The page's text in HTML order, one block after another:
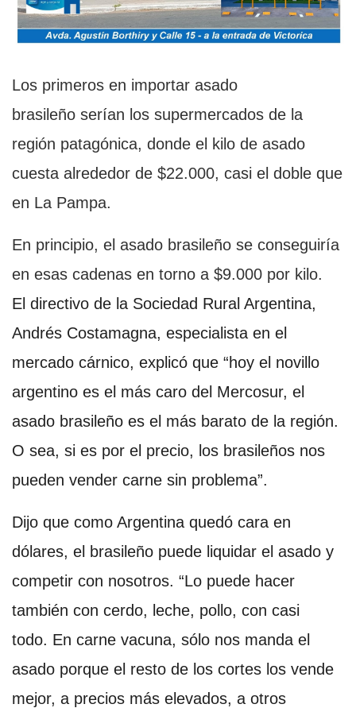
Los primeros en importar asado
brasileño serían los supermercados de la
región patagónica, donde el kilo de asado
cuesta alrededor de $22.000, casi el doble que
en La Pampa.
En principio, el asado brasileño se conseguiría
en esas cadenas en torno a $9.000 por kilo.
El directivo de la Sociedad Rural Argentina,
Andrés Costamagna, especialista en el
mercado cárnico, explicó que “hoy el novillo
argentino es el más caro del Mercosur, el
asado brasileño es el más barato de la región.
O sea, si es por el precio, los brasileños nos
pueden vender carne sin problema”.
Dijo que como Argentina quedó cara en
dólares, el brasileño puede liquidar el asado y
competir con nosotros. “Lo puede hacer
también con cerdo, leche, pollo, con casi
todo. En carne vacuna, sólo nos manda el
asado porque el resto de los cortes los vende
mejor, a precios más elevados, a otros